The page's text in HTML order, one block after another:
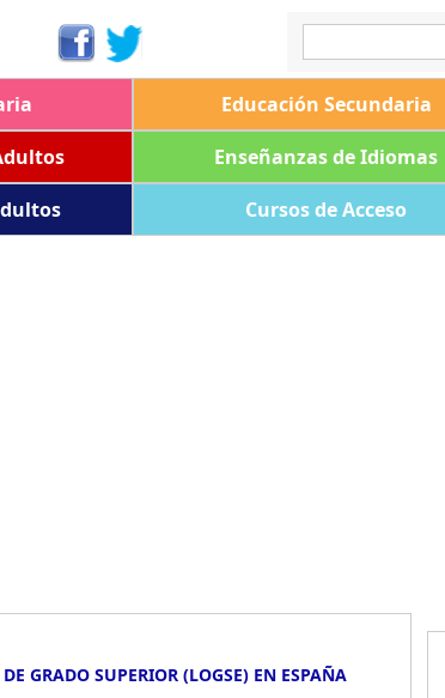
Educación Secundaria
Enseñanzas de Idiomas
Cursos de Acceso
GRADO SUPERIOR (LOGSE) EN ESPAÑA